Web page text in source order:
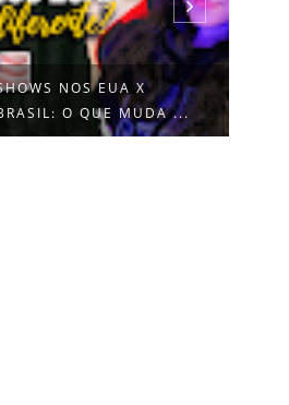
NOS EUA X
O QUE MUDA ...